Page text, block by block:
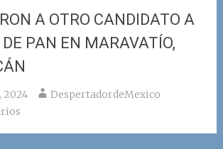
A OTRO CANDIDATO A
PAN EN MARAVATÍO,
2024
DespertadordeMexico